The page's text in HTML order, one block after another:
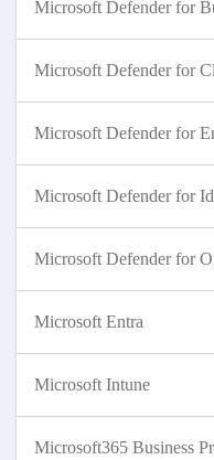
Microsoft Defender for
Microsoft Defender for
Microsoft Defender for
Microsoft Defender for
Microsoft Defender for
Microsoft Entra
Microsoft Intune
Microsoft365 Business